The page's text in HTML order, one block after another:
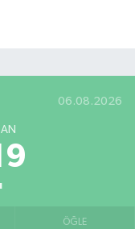
06.08.2026
ÖĞLE